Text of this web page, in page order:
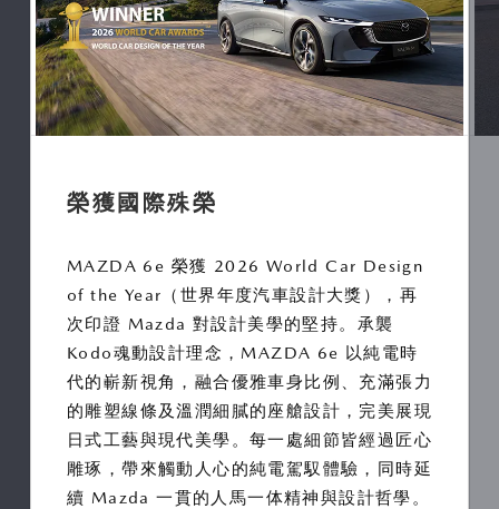
榮獲國際殊榮
MAZDA 6e 榮獲 2026 World Car Design
of the Year（世界年度汽車設計大獎），再
次印證 Mazda 對設計美學的堅持。承襲
Kodo魂動設計理念，MAZDA 6e 以純電時
代的嶄新視角，融合優雅車身比例、充滿張力
的雕塑線條及溫潤細膩的座艙設計，完美展現
日式工藝與現代美學。每一處細節皆經過匠心
雕琢，帶來觸動人心的純電駕馭體驗，同時延
續 Mazda 一貫的人馬一体精神與設計哲學。